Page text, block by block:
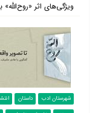
ویژگی‌های اثر
شهرستان ادب داستان